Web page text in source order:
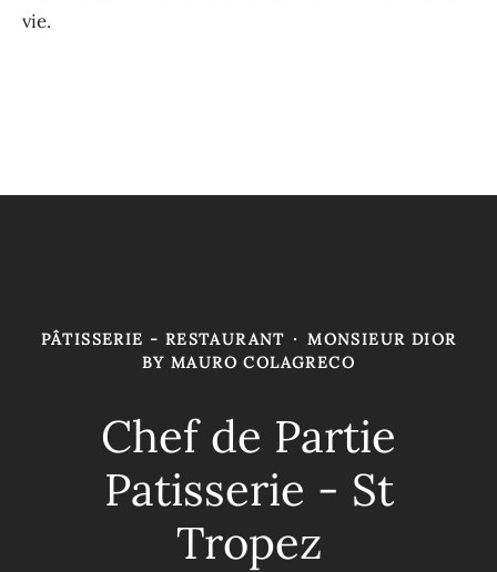
vie.
PÂTISSERIE - RESTAURANT · MONSIEUR DIOR
BY MAURO COLAGRECO
Chef de Partie
Patisserie - St
Tropez